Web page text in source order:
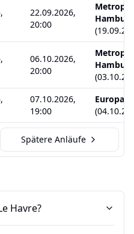
22.09.2026,
20:00
Hamburg
(
06.10.2026,
20:00
Hamburg
(
07.10.2026,
19:00
Europas
(
Spätere Anläufe
Havre?